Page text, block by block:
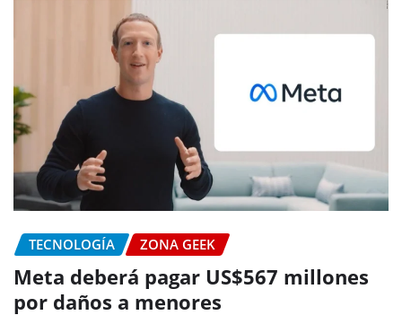
TECNOLOGÍA ZONA GEEK
Meta deberá pagar US$567 millones
por daños a menores